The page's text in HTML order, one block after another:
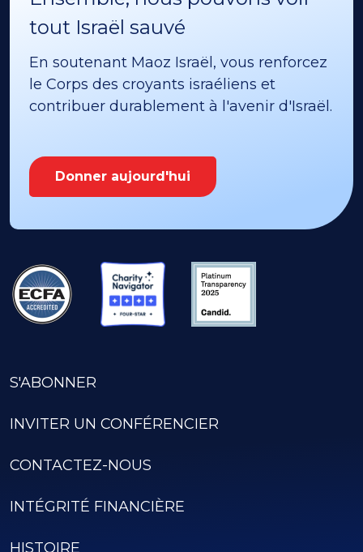
tout Israël sauvé
En soutenant Maoz Israël, vous renforcez
le Corps des croyants israéliens et
contribuer durablement à l'avenir d'Israël.
Donner aujourd'hui
S'ABONNER
INVITER UN CONFÉRENCIER
CONTACTEZ-NOUS
INTÉGRITÉ FINANCIÈRE
HISTOIRE